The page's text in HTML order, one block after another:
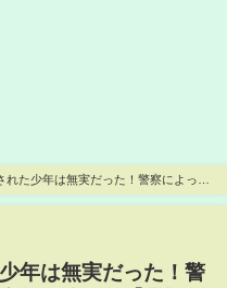
れた少年は無実だった！警察によって
ス事件】
年は無実だった！警